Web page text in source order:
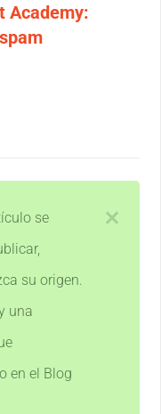
Academy:
se
su origen.
una
en el Blog